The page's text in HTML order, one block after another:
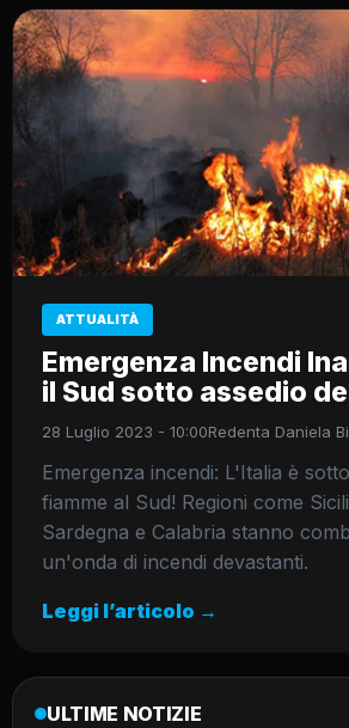
ATTUALITÀ
Emergenza Incendi
il Sud sotto assedio
28 Luglio 2023 - 10:00Redenta Daniela
Emergenza incendi: L'Italia è
fiamme al Sud! Regioni come
Sardegna e Calabria stanno
un'onda di incendi devastanti.
Leggi l’articolo →
ULTIME NOTIZIE